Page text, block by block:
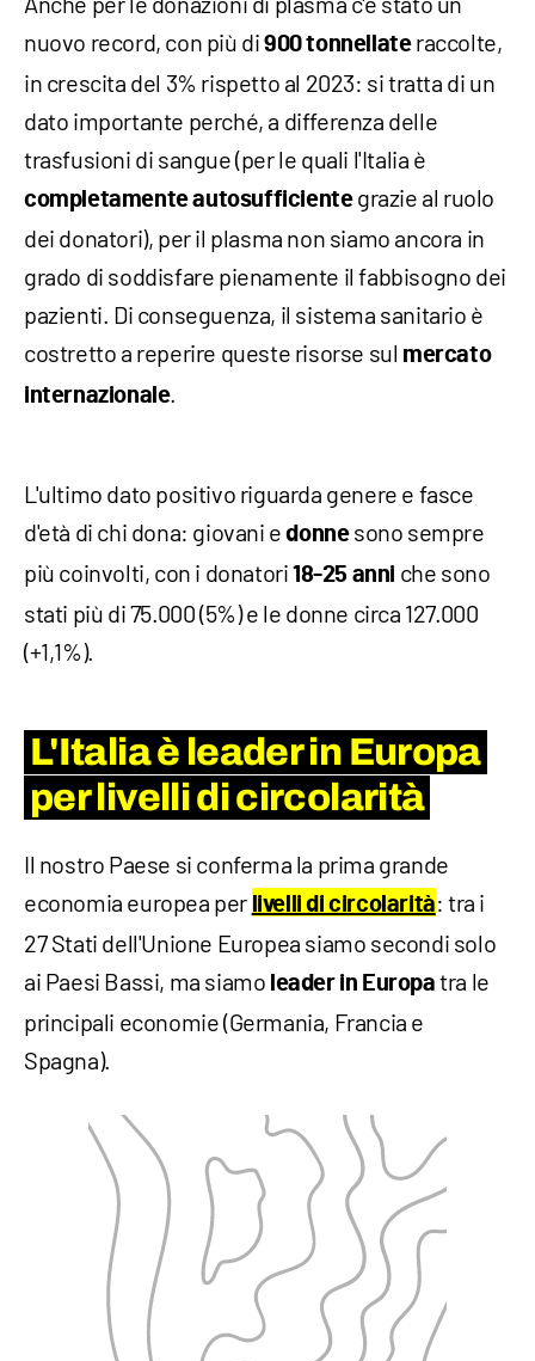
nuovo record, con più di900 tonnellateraccolte,
in crescita del 3% rispetto al 2023: si tratta di un
dato importante perché, a differenza delle
trasfusioni di sangue (per le quali l'Italia è
completamente autosufficientegrazie al ruolo
dei donatori), per il plasma non siamo ancora in
grado di soddisfare pienamente il fabbisogno dei
pazienti. Di conseguenza, il sistema sanitario è
costretto a reperire queste risorse sul mercato
internazionale.
L'ultimo dato positivo riguarda genere e fasce
d'età di chi dona: giovani edonnesono sempre
più coinvolti, con i donatori18-25 anni che sono
stati più di 75.000 (5%) e le donne circa 127.000
(+1,1%).
L'Italia è leader in Europa
per livelli di circolarità
Il nostro Paese si conferma la prima grande
economia europea per livelli di circolarità: tra i
27 Stati dell'Unione Europea siamo secondi solo
ai Paesi Bassi, ma siamo leader in Europa tra le
principali economie (Germania, Francia e
Spagna).